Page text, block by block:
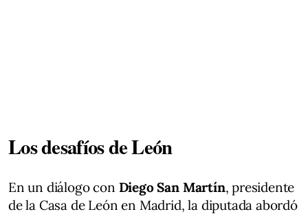
Los desafíos de León
En un diálogo con Diego San Martín, presidente
de la Casa de León en Madrid, la diputada abordó